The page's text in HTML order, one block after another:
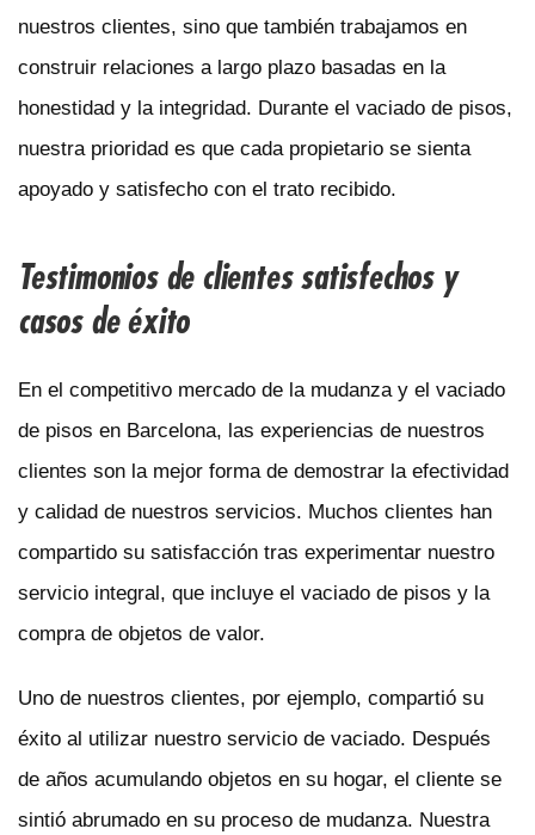
nuestros clientes, sino que también trabajamos en
construir relaciones a largo plazo basadas en la
honestidad y la integridad. Durante el vaciado de pisos,
nuestra prioridad es que cada propietario se sienta
apoyado y satisfecho con el trato recibido.
Testimonios de clientes satisfechos y
casos de éxito
En el competitivo mercado de la mudanza y el vaciado
de pisos en Barcelona, las experiencias de nuestros
clientes son la mejor forma de demostrar la efectividad
y calidad de nuestros servicios. Muchos clientes han
compartido su satisfacción tras experimentar nuestro
servicio integral, que incluye el vaciado de pisos y la
compra de objetos de valor.
Uno de nuestros clientes, por ejemplo, compartió su
éxito al utilizar nuestro servicio de vaciado. Después
de años acumulando objetos en su hogar, el cliente se
sintió abrumado en su proceso de mudanza. Nuestra